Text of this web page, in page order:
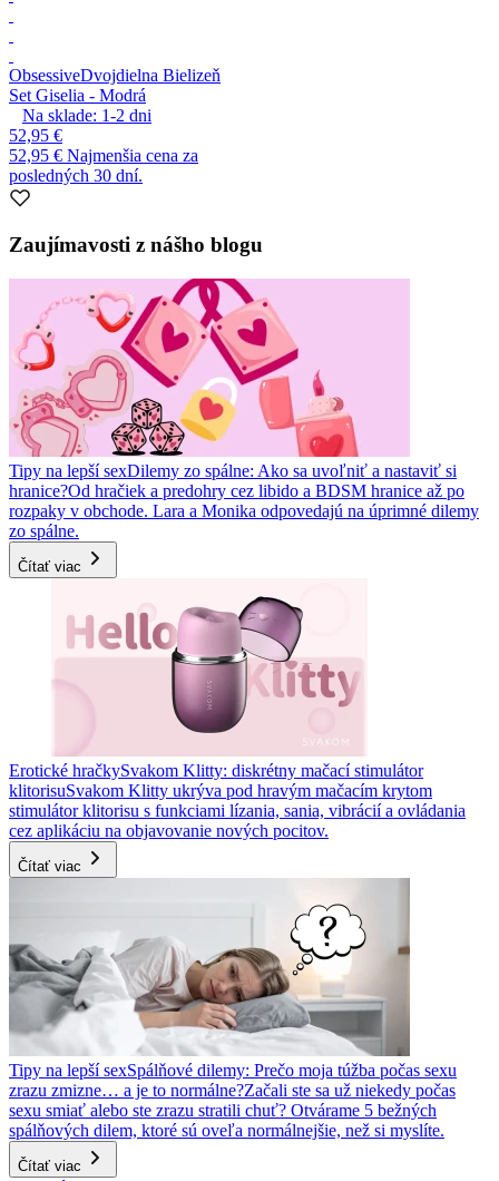
ObsessiveDvojdielna Bielizeň
Set Giselia - Modrá
Na sklade: 1-2 dni
52,95 €
52,95 € Najmenšia cena za
posledných 30 dní.
Zaujímavosti z nášho blogu
Tipy na lepší sexDilemy zo spálne: Ako sa uvoľniť a nastaviť si
hranice?Od hračiek a predohry cez libido a BDSM hranice až po
rozpaky v obchode. Lara a Monika odpovedajú na úprimné dilemy
zo spálne.
Čítať viac
Erotické hračkySvakom Klitty: diskrétny mačací stimulátor
klitorisuSvakom Klitty ukrýva pod hravým mačacím krytom
stimulátor klitorisu s funkciami lízania, sania, vibrácií a ovládania
cez aplikáciu na objavovanie nových pocitov.
Čítať viac
Tipy na lepší sexSpálňové dilemy: Prečo moja túžba počas sexu
zrazu zmizne… a je to normálne?Začali ste sa už niekedy počas
sexu smiať alebo ste zrazu stratili chuť? Otvárame 5 bežných
spálňových dilem, ktoré sú oveľa normálnejšie, než si myslíte.
Čítať viac